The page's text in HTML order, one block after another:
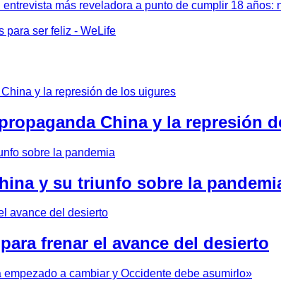
más reveladora a punto de cumplir 18 años:
para ser feliz - WeLife
China y la represión
y su triunfo sobre la
frenar el avance del desierto